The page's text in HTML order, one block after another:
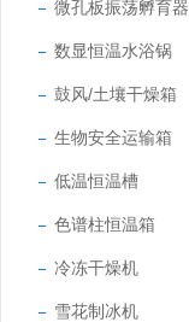
微孔板振荡孵育器
数显恒温水浴锅
鼓风/土壤干燥箱
生物安全运输箱
低温恒温槽
色谱柱恒温箱
冷冻干燥机
雪花制冰机